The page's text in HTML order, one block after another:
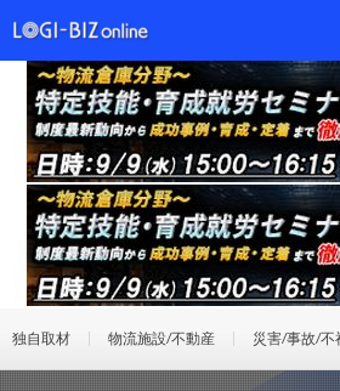
独自取材 物流施設/不動産 災害/事故/不